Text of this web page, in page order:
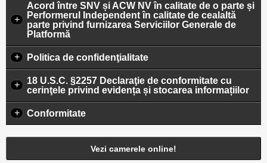
+
Acord între SNV și ACW NV în calitate de o parte și
Performerul Independent în calitate de cealaltă
parte privind furnizarea Serviciilor Generale de
Platformă
+ Politica de confidenţialitate
+
18 U.S.C. §2257 Declaraţie de conformitate cu
cerinţele privind evidența și stocarea informațiilor
+ Conformitate
Vezi camerele online!